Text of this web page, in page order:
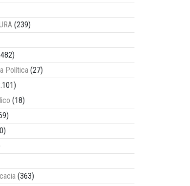
(239)
Política (27)
(18)
(363)